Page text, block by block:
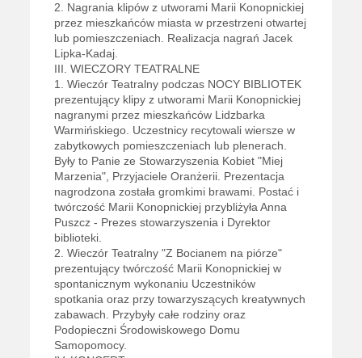
2. Nagrania klipów z utworami Marii Konopnickiej
przez mieszkańców miasta w przestrzeni otwartej
lub pomieszczeniach. Realizacja nagrań Jacek
Lipka-Kadaj.
III. WIECZORY TEATRALNE
1. Wieczór Teatralny podczas NOCY BIBLIOTEK
prezentujący klipy z utworami Marii Konopnickiej
nagranymi przez mieszkańców Lidzbarka
Warmińskiego. Uczestnicy recytowali wiersze w
zabytkowych pomieszczeniach lub plenerach.
Były to Panie ze Stowarzyszenia Kobiet "Miej
Marzenia", Przyjaciele Oranżerii. Prezentacja
nagrodzona została gromkimi brawami. Postać i
twórczość Marii Konopnickiej przybliżyła Anna
Puszcz - Prezes stowarzyszenia i Dyrektor
biblioteki.
2. Wieczór Teatralny "Z Bocianem na piórze"
prezentujący twórczość Marii Konopnickiej w
spontanicznym wykonaniu Uczestników
spotkania oraz przy towarzyszących kreatywnych
zabawach. Przybyły całe rodziny oraz
Podopieczni Środowiskowego Domu
Samopomocy.